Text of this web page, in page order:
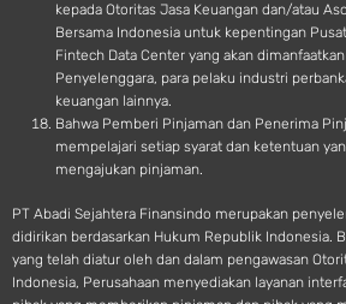
kepada Otoritas Jasa Keuangan dan/atau
Bersama Indonesia untuk kepentingan
Fintech Data Center yang akan
Penyelenggara, para pelaku industri
keuangan lainnya.
Bahwa Pemberi Pinjaman dan Penerima
mempelajari setiap syarat dan ketentuan
mengajukan pinjaman.
PT Abadi Sejahtera Finansindo merupakan
didirikan berdasarkan Hukum Republik Indonesia.
yang telah diatur oleh dan dalam pengawasan
Indonesia, Perusahaan menyediakan layanan